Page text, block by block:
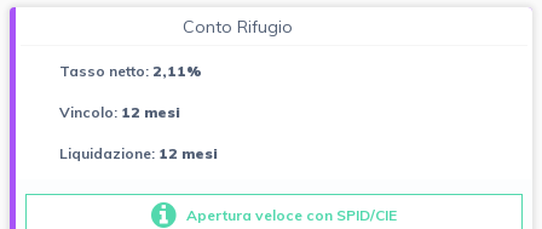
Conto Rifugio
Tasso netto: 2,11%
Vincolo: 12 mesi
Liquidazione: 12 mesi
Apertura veloce con SPID/CIE